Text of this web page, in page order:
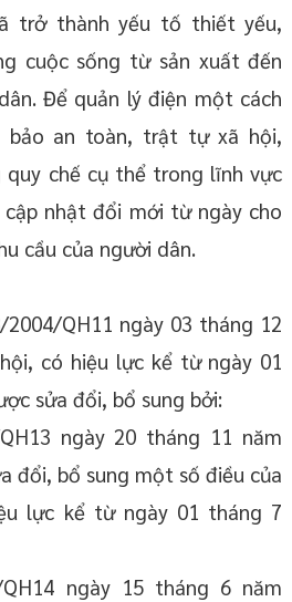
trở thành yếu tố thiết yếu,
cuộc sống từ sản xuất đến
Để quản lý điện một cách
bảo an toàn, trật tự xã hội,
chế cụ thể trong lĩnh vực
nhật đổi mới từ ngày cho
cầu của người dân.
QH11 ngày 03 tháng 12
có hiệu lực kể từ ngày 01
sửa đổi, bổ sung bởi:
ngày 20 tháng 11 năm
đổi, bổ sung một số điều của
lực kể từ ngày 01 tháng 7
ngày 15 tháng 6 năm